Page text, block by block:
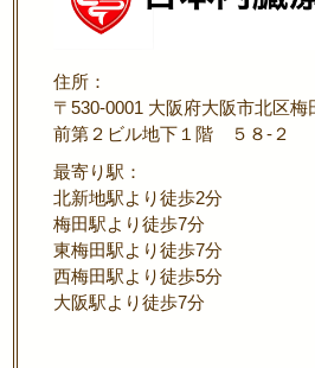
住所：
〒530-0001 大阪府大阪市北区
前第２ビル地下１階 ５８-２
最寄り駅：
北新地駅より徒歩2分
梅田駅より徒歩7分
東梅田駅より徒歩7分
西梅田駅より徒歩5分
大阪駅より徒歩7分